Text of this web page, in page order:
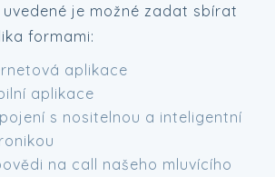
uvedené je možné zadat sbírat
formami:
aplikace
aplikace
s nositelnou a inteligentní
na call našeho mluvícího